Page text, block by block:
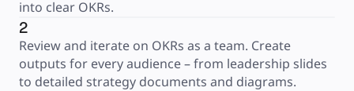
into clear OKRs.
2
Review and iterate on OKRs as a team. Create
outputs for every audience – from leadership slides
to detailed strategy documents and diagrams.